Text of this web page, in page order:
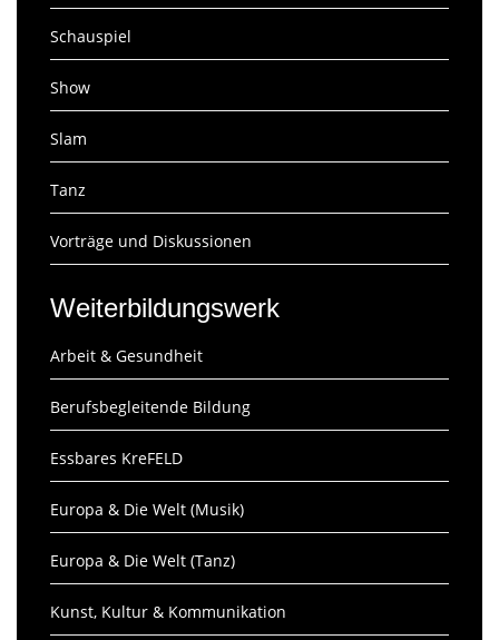
Schauspiel
Show
Slam
Tanz
Vorträge und Diskussionen
Weiterbildungswerk
Arbeit & Gesundheit
Berufsbegleitende Bildung
Essbares KreFELD
Europa & Die Welt (Musik)
Europa & Die Welt (Tanz)
Kunst, Kultur & Kommunikation